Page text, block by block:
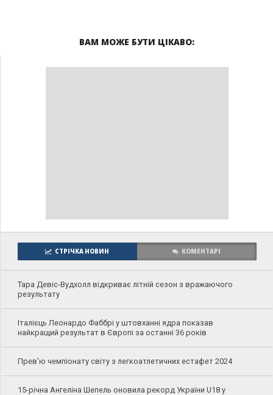
ВАМ МОЖЕ БУТИ ЦІКАВО:
СТРІЧКА НОВИН КОМЕНТАРІ
Тара Девіс-Вудхолл відкриває літній сезон з вражаючого
результату
Італієць Леонардо Фаббрі у штовханні ядра показав
найкращий результат в Європі за останні 36 років
Прев'ю чемпіонату світу з легкоатлетичних естафет 2024
15-річна Ангеліна Шепель оновила рекорд України U18 у